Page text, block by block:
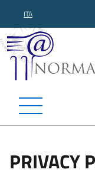
ITA
PRIVACY